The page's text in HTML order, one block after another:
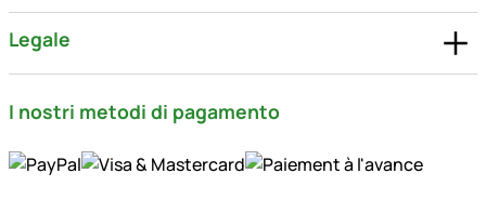
Legale
I nostri metodi di pagamento